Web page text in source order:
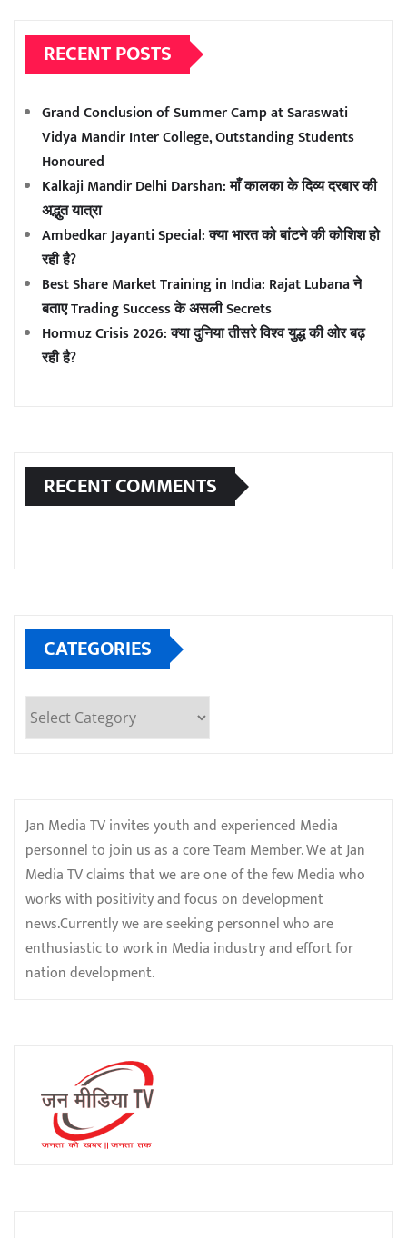
RECENT POSTS
Grand Conclusion of Summer Camp at Saraswati
Vidya Mandir Inter College, Outstanding Students
Honoured
Kalkaji Mandir Delhi Darshan: माँ कालका के दिव्य दरबार की
अद्भुत यात्रा
Ambedkar Jayanti Special: क्या भारत को बांटने की कोशिश हो
रही है?
Best Share Market Training in India: Rajat Lubana ने
बताए Trading Success के असली Secrets
Hormuz Crisis 2026: क्या दुनिया तीसरे विश्व युद्ध की ओर बढ़
रही है?
RECENT COMMENTS
CATEGORIES
Categories
Jan Media TV invites youth and experienced Media
personnel to join us as a core Team Member. We at Jan
Media TV claims that we are one of the few Media who
works with positivity and focus on development
news.Currently we are seeking personnel who are
enthusiastic to work in Media industry and effort for
nation development.